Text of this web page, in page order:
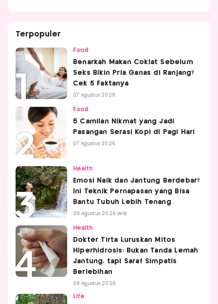
Terpopuler
Food
Benarkah Makan Coklat Sebelum
Seks Bikin Pria Ganas di Ranjang?
Cek 5 Faktanya
07 Agustus 2026
Food
5 Camilan Nikmat yang Jadi
Pasangan Serasi Kopi di Pagi Hari
07 Agustus 2026
Health
Emosi Naik dan Jantung Berdebar?
Ini Teknik Pernapasan yang Bisa
Bantu Tubuh Lebih Tenang
09 Agustus 2026 WIB
Health
Dokter Tirta Luruskan Mitos
Hiperhidrosis: Bukan Tanda Lemah
Jantung, tapi Saraf Simpatis
Berlebihan
08 Agustus 2026
Life